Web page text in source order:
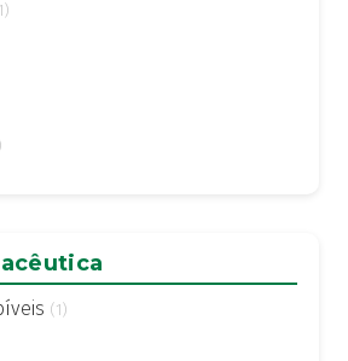
(1)